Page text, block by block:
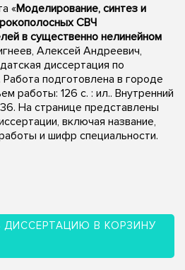
«Моделирование, синтез и
СВЧ
в существенно нелинейном
Алексей Андреевич,
диссертация по
Работа подготовлена в городе
работы: 126 с. : ил.. Внутренний
На странице представлены
включая название,
и шифр специальности.
ДИССЕРТАЦИЮ В КОРЗИНУ